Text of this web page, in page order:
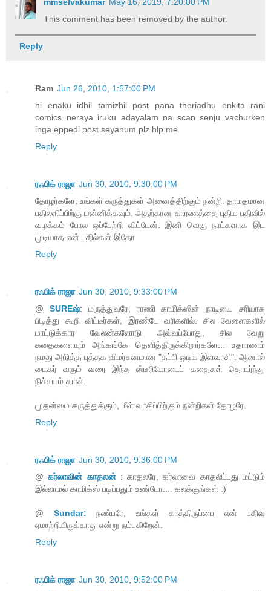
This comment has been removed by the author.
Reply
Ram Jun 26, 2010, 1:57:00 PM
hi enaku idhil tamizhil post pana theriadhu enkita rani
comics neraya iruku adayalam na scan senju vachurken
inga eppedi post seyanum plz hlp me
Reply
ரஃபிக் ராஜா Jun 30, 2010, 9:30:00 PM
தோழர்களே, உங்கள் கருத்துகள் அனைத்திற்கும் நன்றி. தாமதமான
பதிலளிப்பிற்கு மன்னிக்கவும். அதற்கான காரணத்தை புதிய பதிவில்
வழக்கம் போல ஒப்பேற்றி விட்டேன். இனி வெகு நாட்களாக இட
முடியாத என் பதில்கள் இதோ
Reply
ரஃபிக் ராஜா Jun 30, 2010, 9:33:00 PM
@ SUREஷ்: மருத்துவரே, ராணி காமிக்ஸின் நாடியை சரியாக
பிடித்து கூறி விட்டீர்கள், இரண்டே வரிகளில். சில வேளைகளில்
மாட்டுக்கார வேலன்களோடு அவ்வப்போது, சில வேறு
கதைகளையும் அங்கங்கே தெளித்திருக்கிறார்களே... உதாரணம்
நமது அடுத்த புத்தக விமர்சனமான "தப்பி ஓடிய இளவரசி". ஆனால்
டைகர் வரும் வரை இந்த ஸ்டீரியோடைப் கதைகள் தொடர்ந்து
நிச்சயம் தான்.
முதன்மை கருத்துக்கும், மீள் வாசிப்பிற்கும் நன்றிகள் தோழரே.
Reply
ரஃபிக் ராஜா Jun 30, 2010, 9:36:00 PM
@கர்லாவின் காதலன் : காதலரே, கர்லாவை காதலிப்பது மட்டும்
இல்லாமல் காமிக்ஸ் படிப்பதும் உண்டோ.... கலக்குங்கள் :)
@ Sundar: நண்பரே, உங்கள் காத்திருப்பை என் பதிவு
ஏமாற்றியிருக்காது என்று நம்புகிறேன்.
Reply
ரஃபிக் ராஜா Jun 30, 2010, 9:52:00 PM